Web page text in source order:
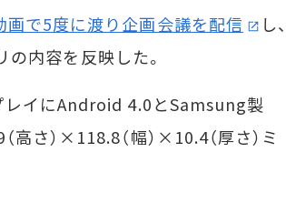
画で5度に渡り企画会議を配信
し、
内容を反映した。
レイにAndroid 4.0とSamsung製
さ）×118.8（幅）×10.4（厚さ）ミ